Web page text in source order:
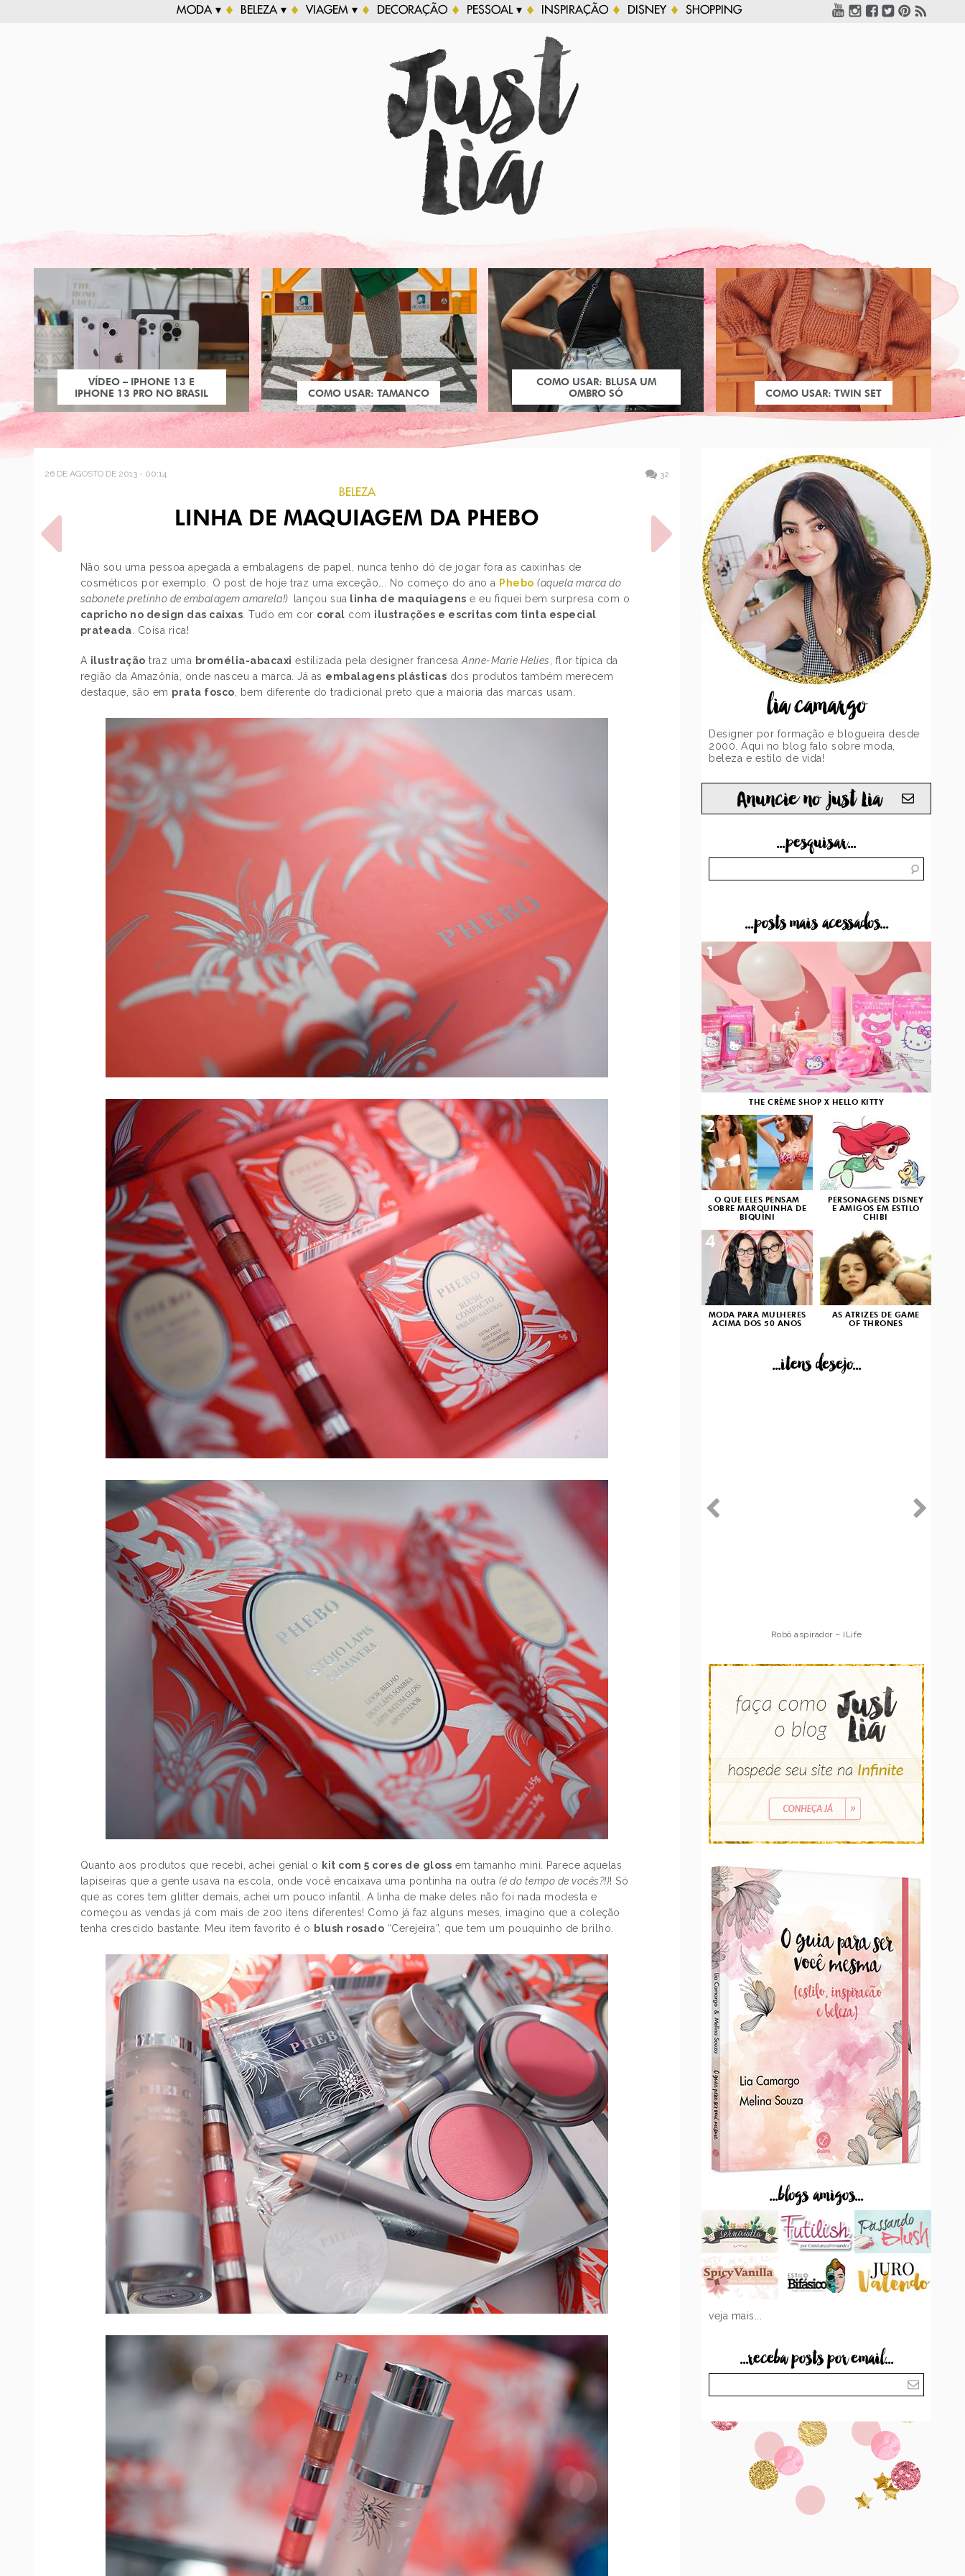
MODA ▾ BELEZA ▾ VIAGEM ▾ DECORAÇÃO PESSOAL ▾ INSPIRAÇÃO DISNEY SHOPPING
VÍDEO – IPHONE 13 E
IPHONE 13 PRO NO BRASIL
COMO USAR: TAMANCO
COMO USAR: BLUSA UM
OMBRO SÓ
COMO USAR: TWIN SET
26 DE AGOSTO DE 2013 - 00:14 32
BELEZA
LINHA DE MAQUIAGEM DA PHEBO
Não sou uma pessoa apegada a embalagens de papel, nunca tenho dó de jogar fora as caixinhas de
cosméticos por exemplo. O post de hoje traz uma exceção…. No começo do ano a Phebo (aquela marca do
sabonete pretinho de embalagem amarela!)
lançou sua linha de maquiagens e eu fiquei bem surpresa com o
capricho no design das caixas . Tudo em cor coral com ilustrações e escritas com tinta especial
prateada . Coisa rica!
A ilustração traz uma bromélia-abacaxi estilizada pela designer francesaAnne-Marie Helies
, flor típica da
região da Amazônia, onde nasceu a marca. Já as embalagens plásticas dos produtos também merecem
destaque, são em prata fosco , bem diferente do tradicional preto que a maioria das marcas usam.
Quanto aos produtos que recebi, achei genial o kit com 5 cores de gloss em tamanho mini. Parece aquelas
lapiseiras que a gente usava na escola, onde você encaixava uma pontinha na outra (é do tempo de vocês?!)! Só
que as cores tem glitter demais, achei um pouco infantil. A linha de make deles não foi nada modesta e
começou as vendas já com mais de 200 itens diferentes! Como já faz alguns meses, imagino que a coleção
tenha crescido bastante. Meu item favorito é o blush rosado “Cerejeira”, que tem um pouquinho de brilho.
POST ANTERIOR
THE SIMS 4
PRÓXIMO POST
O QUE ELES PENSAM
lia camargo
Designer por formação e blogueira desde
2000. Aqui no blog falo sobre moda,
beleza e estilo de vida!
Anuncie no just Lia
...pesquisar...
...posts mais acessados...
THE CRÈME SHOP X HELLO KITTY
1
O QUE ELES PENSAM
SOBRE MARQUINHA DE
BIQUÍNI
2
PERSONAGENS DISNEY
E AMIGOS EM ESTILO
CHIBI
3
MODA PARA MULHERES
ACIMA DOS 50 ANOS
4
AS ATRIZES DE GAME
OF THRONES
...itens desejo...
Robô aspirador – Multilaser
...blogs amigos...
veja mais...
...receba posts por email...